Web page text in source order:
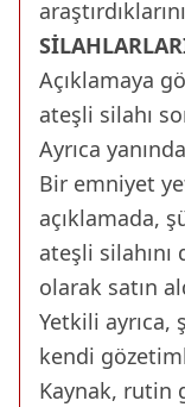
Açıklamaya
ateşli silahı
Ayrıca
Bir emniyet
açıklamada,
ateşli silahını
olarak satın
Yetkili ayrıca,
kendi
Kaynak, rutin